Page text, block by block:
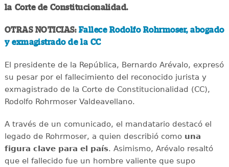
la Corte de Constitucionalidad.
OTRAS NOTICIAS: Fallece Rodolfo Rohrmoser, abogado
y exmagistrado de la CC
El presidente de la República, Bernardo Arévalo, expresó
su pesar por el fallecimiento del reconocido jurista y
exmagistrado de la Corte de Constitucionalidad (CC),
Rodolfo Rohrmoser Valdeavellano.
A través de un comunicado, el mandatario destacó el
legado de Rohrmoser, a quien describió comouna
figura clave para el país. Asimismo, Arévalo resaltó
que el fallecido fue un hombre valiente que supo